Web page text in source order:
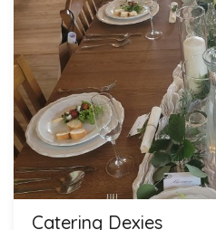
Catering Dexies